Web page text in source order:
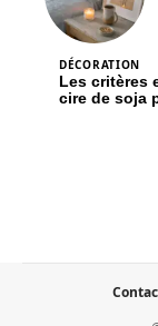
DÉCORATION
Les critères
cire de soja